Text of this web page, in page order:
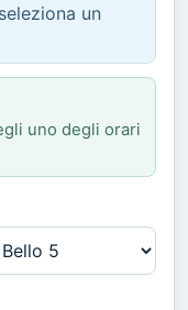
un
uno degli orari